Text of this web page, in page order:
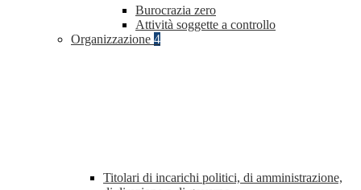
Burocrazia zero
Attività soggette a controllo
Organizzazione 4
Titolari di incarichi politici, di amministrazione,